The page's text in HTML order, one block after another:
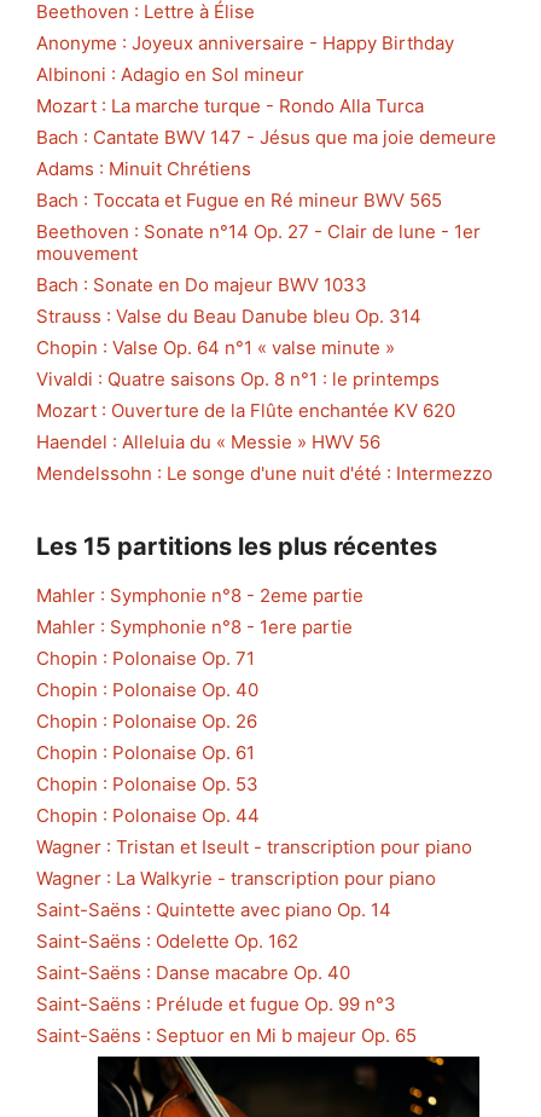
Beethoven : Lettre à Élise
Anonyme : Joyeux anniversaire - Happy Birthday
Albinoni : Adagio en Sol mineur
Mozart : La marche turque - Rondo Alla Turca
Bach : Cantate BWV 147 - Jésus que ma joie demeure
Adams : Minuit Chrétiens
Bach : Toccata et Fugue en Ré mineur BWV 565
Beethoven : Sonate n°14 Op. 27 - Clair de lune - 1er
mouvement
Bach : Sonate en Do majeur BWV 1033
Strauss : Valse du Beau Danube bleu Op. 314
Chopin : Valse Op. 64 n°1 « valse minute »
Vivaldi : Quatre saisons Op. 8 n°1 : le printemps
Mozart : Ouverture de la Flûte enchantée KV 620
Haendel : Alleluia du « Messie » HWV 56
Mendelssohn : Le songe d'une nuit d'été : Intermezzo
Les 15 partitions les plus récentes
Mahler : Symphonie n°8 - 2eme partie
Mahler : Symphonie n°8 - 1ere partie
Chopin : Polonaise Op. 71
Chopin : Polonaise Op. 40
Chopin : Polonaise Op. 26
Chopin : Polonaise Op. 61
Chopin : Polonaise Op. 53
Chopin : Polonaise Op. 44
Wagner : Tristan et Iseult - transcription pour piano
Wagner : La Walkyrie - transcription pour piano
Saint-Saëns : Quintette avec piano Op. 14
Saint-Saëns : Odelette Op. 162
Saint-Saëns : Danse macabre Op. 40
Saint-Saëns : Prélude et fugue Op. 99 n°3
Saint-Saëns : Septuor en Mi b majeur Op. 65